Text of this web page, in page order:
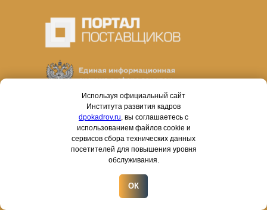
Используя официальный сайт
Института развития кадров
dpokadrov.ru, вы соглашаетесь с
использованием файлов cookie и
сервисов сбора технических данных
посетителей для повышения уровня
обслуживания.
ОК